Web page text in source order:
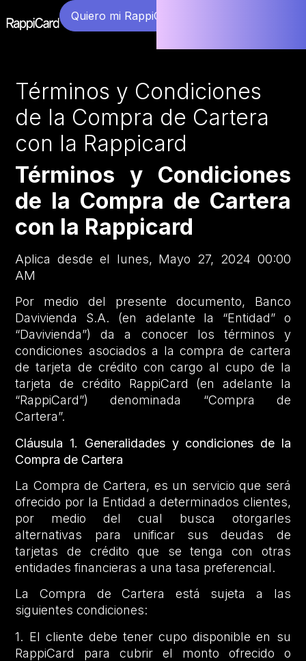
Quiero mi RappiCard
Términos y Condiciones
de la Compra de Cartera
con la Rappicard
Términos y Condiciones
de la Compra de Cartera
con la Rappicard
Aplica desde el lunes, Mayo 27, 2024 00:00
AM
Por medio del presente documento, Banco
Davivienda S.A. (en adelante la “Entidad” o
“Davivienda”) da a conocer los términos y
condiciones asociados a la compra de cartera
de tarjeta de crédito con cargo al cupo de la
tarjeta de crédito RappiCard (en adelante la
“RappiCard”) denominada “Compra de
Cartera”.
Cláusula 1.
Generalidades y condiciones de la
Compra de Cartera
La Compra de Cartera, es un servicio que será
ofrecido por la Entidad a determinados clientes,
por medio del cual busca otorgarles
alternativas para unificar sus deudas de
tarjetas de crédito que se tenga con otras
entidades financieras a una tasa preferencial.
La Compra de Cartera está sujeta a las
siguientes condiciones:
1. El cliente debe tener cupo disponible en su
RappiCard para cubrir el monto ofrecido o